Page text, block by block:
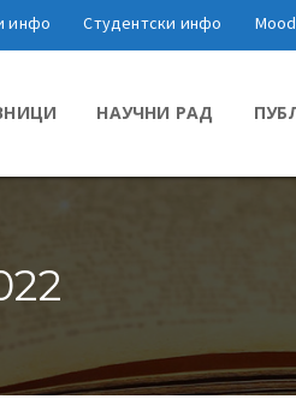
инфо Студентски инфо
НАУЧНИ РАД